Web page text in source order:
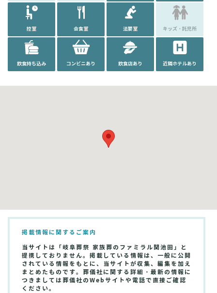
控室 会食室 法要室 キッズ・託児所
飲食持ち込み コンビニあり 飲食店あり 近隣ホテルあり
掲載情報に関するご案内
当サイトは「岐阜葬祭 家族葬のファミラル関池田」と
提携しておりません。掲載している情報は、一般に公開
されている情報をもとに、当サイトが収集、編集を加え
まとめたものです。葬儀社に関する詳細・最新の情報に
つきましては葬儀社のWebサイトや電話で直接ご確認
ください。